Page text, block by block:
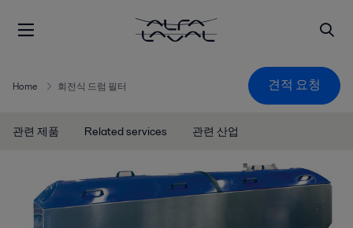
Home 회전식 드럼 필터 견적 요청
관련 제품 Related services 관련 산업